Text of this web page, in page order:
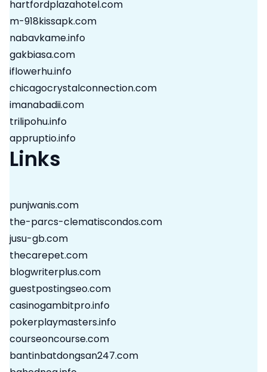
hartfordplazahotel.com
m-918kissapk.com
nabavkame.info
gakbiasa.com
iflowerhu.info
chicagocrystalconnection.com
imanabadii.com
trilipohu.info
appruptio.info
Links
punjwanis.com
the-parcs-clematiscondos.com
jusu-gb.com
thecarepet.com
blogwriterplus.com
guestpostingseo.com
casinogambitpro.info
pokerplaymasters.info
courseoncourse.com
bantinbatdongsan247.com